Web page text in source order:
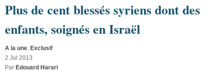
Plus de cent blessés syriens dont des
enfants, soignés en Israël
A la une, Exclusif
2 Jul 2013
Par Edouard Harari